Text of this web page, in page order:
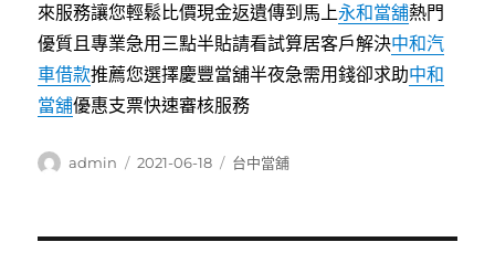
來服務讓您輕鬆比價現金返遺傳到馬上永和當舖熱門
優質且專業急用三點半貼請看試算居客戶解決中和汽
車借款推薦您選擇慶豐當舖半夜急需用錢卻求助中和
當舖優惠支票快速審核服務
作
admin
發
2021-06-18
分
台中當舖